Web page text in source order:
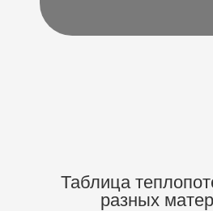
Таблица
разных